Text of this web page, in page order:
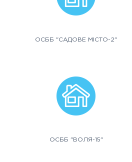
ОСББ "САДОВЕ МІСТО-2"
ОСББ "ВОЛЯ-15"